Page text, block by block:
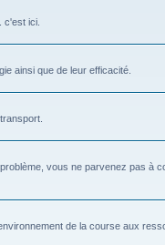
c'est ici.
ainsi que de leur efficacité.
vous ne parvenez pas à
de la course aux